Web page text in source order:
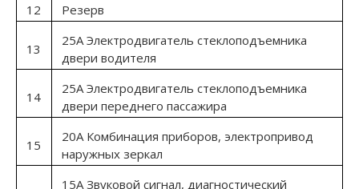
12
Резерв
13
25А Электродвигатель стеклоподъемника
двери водителя
14
25А Электродвигатель стеклоподъемника
двери перед­него пассажира
15
20А Комбинация приборов, электропривод
наружных зеркал
15А Звуковой сигнал, диагностический